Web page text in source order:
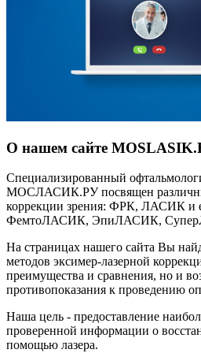
О нашем сайте
Специализированный
МОСЛАСИК.РУ посвящен
коррекции зрения: ФРК, ЛАСИК и
ФемтоЛАСИК, ЭпиЛАСИК,
На страницах нашего сайта Вы
методов эксимер-лазерной
преимущества и сравнения, но и
противопоказания к проведению
Наша цель - предоставление
проверенной информации о
помощью лазера.